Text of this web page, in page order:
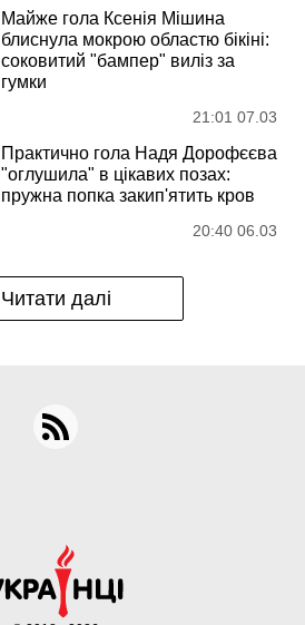
Майже гола Ксенія Мішина
блиснула мокрою областю бікіні:
соковитий "бампер" виліз за
гумки
21:01 07.03
Практично гола Надя Дорофєєва
"оглушила" в цікавих позах:
пружна попка закип'ятить кров
20:40 06.03
Читати далі